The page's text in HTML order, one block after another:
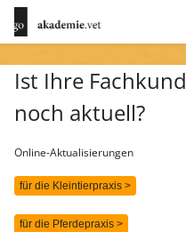
Ist Ihre
noch aktuell?
Online-Aktualisierungen
für die Kleintierpraxis >
für die Pferdepraxis >